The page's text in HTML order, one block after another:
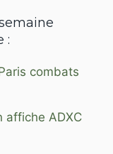
:
combats
affiche ADXC